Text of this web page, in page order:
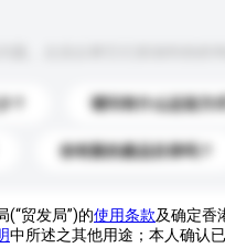
？ 请问有什么运送方
你有新的產品目录吗？
(“贸发局”)的使用条款及确定香
中所述之其他用途；本人确认